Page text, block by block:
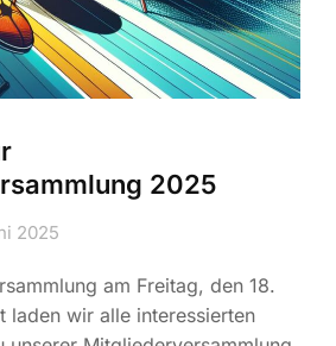
2025
2025
am Freitag, den 18.
wir alle interessierten